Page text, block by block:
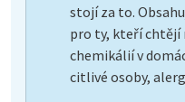
stojí za to.
pro ty, kteří
chemikálií v
citlivé osoby,